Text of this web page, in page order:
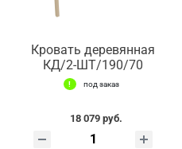
Кровать деревянная
КД/2-ШТ/190/70
под заказ
18 079 руб.